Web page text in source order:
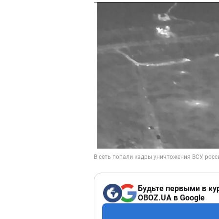
Будьте первыми в
OBOZ.UA в Google